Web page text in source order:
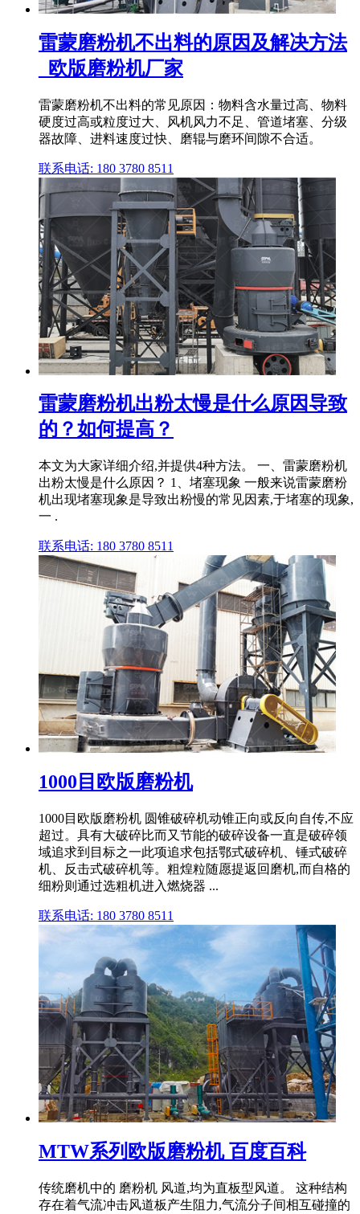
雷蒙磨粉机不出料的原因及解决方法
_欧版磨粉机厂家
雷蒙磨粉机不出料的常见原因：物料含水量过高、物料
硬度过高或粒度过大、风机风力不足、管道堵塞、分级
器故障、进料速度过快、磨辊与磨环间隙不合适。
联系电话: 180 3780 8511
雷蒙磨粉机出粉太慢是什么原因导致
的？如何提高？
本文为大家详细介绍,并提供4种方法。 一、雷蒙磨粉机
出粉太慢是什么原因？ 1、堵塞现象 一般来说雷蒙磨粉
机出现堵塞现象是导致出粉慢的常见因素,于堵塞的现象,
一 .
联系电话: 180 3780 8511
1000目欧版磨粉机
1000目欧版磨粉机 圆锥破碎机动锥正向或反向自传,不应
超过。具有大破碎比而又节能的破碎设备一直是破碎领
域追求到目标之一此项追求包括鄂式破碎机、锤式破碎
机、反击式破碎机等。粗煌粒随愿提返回磨机,而自格的
细粉则通过选粗机进入燃烧器 ...
联系电话: 180 3780 8511
MTW系列欧版磨粉机 百度百科
传统磨机中的 磨粉机 风道,均为直板型风道。 这种结构
存在着气流冲击风道板产生阻力,气流分子间相互碰撞的